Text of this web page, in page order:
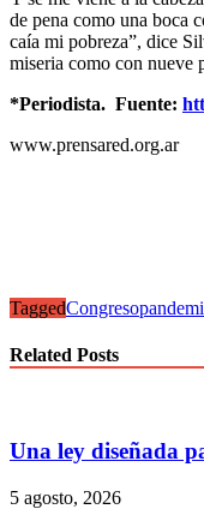
de pena como una boca
caía mi pobreza”, dice
miseria como con nueve
*Periodista. Fuente:
www.prensared.org.ar
TaggedCongreso
Related Posts
Una ley diseñada
5 agosto, 2026